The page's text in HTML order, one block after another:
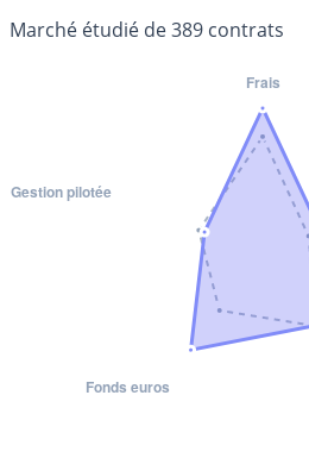
Marché étudié de 389 contrats